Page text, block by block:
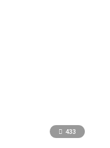
433